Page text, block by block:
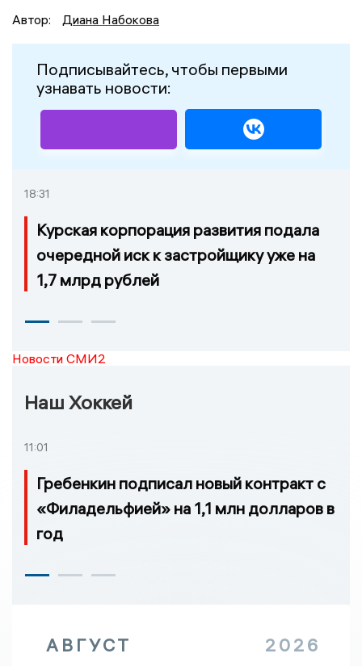
Автор:
Диана Набокова
Подписывайтесь, чтобы первыми
узнавать новости:
18:31
Курская корпорация развития подала
очередной иск к застройщику уже на
1,7 млрд рублей
Новости СМИ2
Наш Хоккей
11:01
Гребенкин подписал новый контракт с
«Филадельфией» на 1,1 млн долларов в
год
АВГУСТ 2026